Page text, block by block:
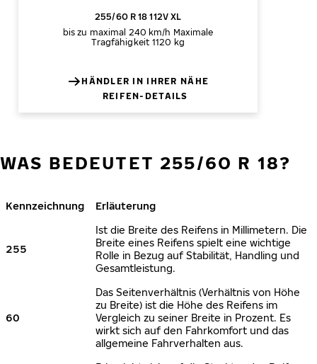
255/60 R 18 112V XL
bis zu maximal 240 km/h Maximale
Tragfähigkeit 1120 kg
HÄNDLER IN IHRER NÄHE
REIFEN-DETAILS
WAS BEDEUTET 255/60 R 18?
Kennzeichnung Erläuterung
255
Ist die Breite des Reifens in Millimetern. Die
Breite eines Reifens spielt eine wichtige
Rolle in Bezug auf Stabilität, Handling und
Gesamtleistung.
60
Das Seitenverhältnis (Verhältnis von Höhe
zu Breite) ist die Höhe des Reifens im
Vergleich zu seiner Breite in Prozent. Es
wirkt sich auf den Fahrkomfort und das
allgemeine Fahrverhalten aus.